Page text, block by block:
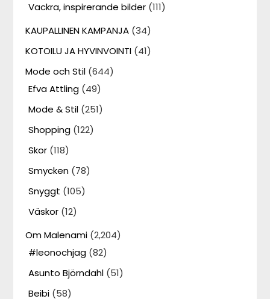
Vackra, inspirerande bilder (111)
KAUPALLINEN KAMPANJA (34)
KOTOILU JA HYVINVOINTI (41)
Mode och Stil (644)
Efva Attling (49)
Mode & Stil (251)
Shopping (122)
Skor (118)
Smycken (78)
Snyggt (105)
Väskor (12)
Om Malenami (2,204)
#leonochjag (82)
Asunto Björndahl (51)
Beibi (58)